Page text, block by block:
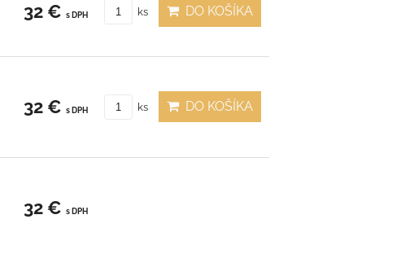
32 € s DPH ks DO KOŠÍKA
32 € s DPH ks DO KOŠÍKA
32 € s DPH